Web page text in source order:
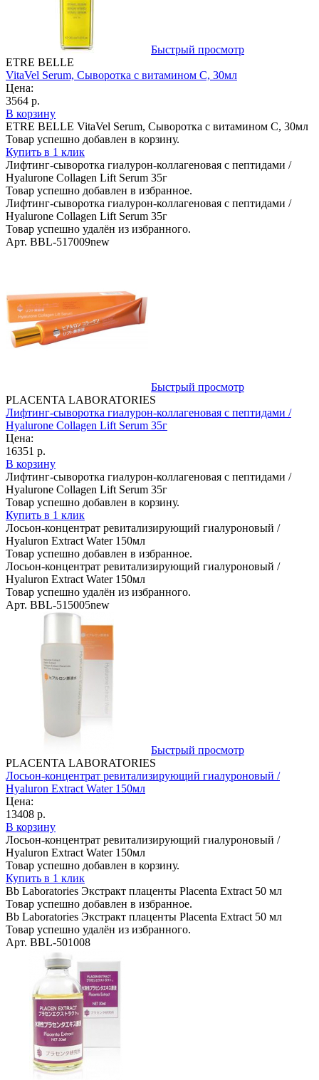
Быстрый просмотр
ETRE BELLE
VitaVel Serum, Сыворотка с витамином С, 30мл
Цена:
3564 р.
В корзину
ETRE BELLE VitaVel Serum, Сыворотка с витамином С, 30мл
Товар успешно добавлен в корзину.
Купить в 1 клик
Лифтинг-сыворотка гиалурон-коллагеновая с пептидами /
Hyalurone Collagen Lift Serum 35г
Товар успешно добавлен в избранное.
Лифтинг-сыворотка гиалурон-коллагеновая с пептидами /
Hyalurone Collagen Lift Serum 35г
Товар успешно удалён из избранного.
Арт. BBL-517009new
Быстрый просмотр
PLACENTA LABORATORIES
Лифтинг-сыворотка гиалурон-коллагеновая с пептидами /
Hyalurone Collagen Lift Serum 35г
Цена:
16351 р.
В корзину
Лифтинг-сыворотка гиалурон-коллагеновая с пептидами /
Hyalurone Collagen Lift Serum 35г
Товар успешно добавлен в корзину.
Купить в 1 клик
Лосьон-концентрат ревитализирующий гиалуроновый /
Hyaluron Extract Water 150мл
Товар успешно добавлен в избранное.
Лосьон-концентрат ревитализирующий гиалуроновый /
Hyaluron Extract Water 150мл
Товар успешно удалён из избранного.
Арт. BBL-515005new
Быстрый просмотр
PLACENTA LABORATORIES
Лосьон-концентрат ревитализирующий гиалуроновый /
Hyaluron Extract Water 150мл
Цена:
13408 р.
В корзину
Лосьон-концентрат ревитализирующий гиалуроновый /
Hyaluron Extract Water 150мл
Товар успешно добавлен в корзину.
Купить в 1 клик
Bb Laboratories Экстракт плаценты Placenta Extract 50 мл
Товар успешно добавлен в избранное.
Bb Laboratories Экстракт плаценты Placenta Extract 50 мл
Товар успешно удалён из избранного.
Арт. BBL-501008